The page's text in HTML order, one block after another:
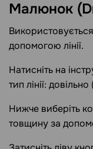
Малюнок
допомогою лінії.
Натисніть на
тип лінії:
Нижче виберіть
товщину за